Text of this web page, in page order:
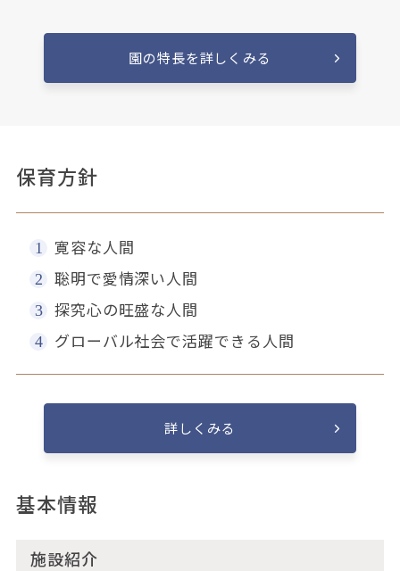
園の特長を詳しくみる
保育方針
寛容な人間
聡明で愛情深い人間
探究心の旺盛な人間
グローバル社会で活躍できる人間
詳しくみる
基本情報
施設紹介